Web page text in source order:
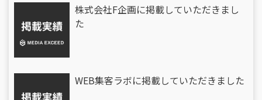
株式会社F企画に掲載していただきまし
た
WEB集客ラボに掲載していただきました